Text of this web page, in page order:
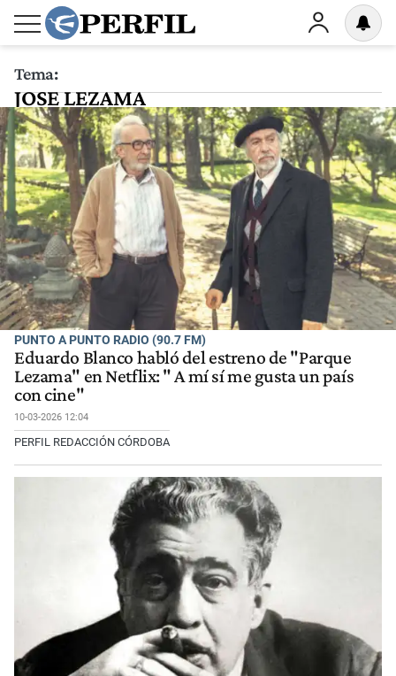
Tema:
JOSE LEZAMA
PUNTO A PUNTO RADIO (90.7 FM)
Eduardo Blanco habló del estreno de "Parque
Lezama" en Netflix: " A mí sí me gusta un país
con cine"
10-03-2026 12:04
PERFIL REDACCIÓN CÓRDOBA